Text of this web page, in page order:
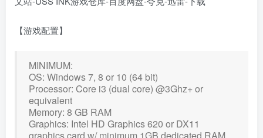
【游戏配置】
MINIMUM:
OS: Windows 7, 8 or 10 (64 bit)
Processor: Core i3 (dual core) @3Ghz+ or
equivalent
Memory: 8 GB RAM
Graphics: Intel HD Graphics 620 or DX11
graphics card w/ minimum 1GB dedicated RAM